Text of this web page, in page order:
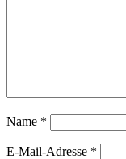
Name *
E-Mail-Adresse *